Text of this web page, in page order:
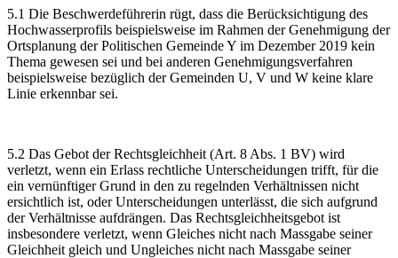
5.1 Die Beschwerdeführerin rügt, dass die Berücksichtigung des
Hochwasserprofils beispielsweise im Rahmen der Genehmigung der
Ortsplanung der Politischen Gemeinde Y im Dezember 2019 kein
Thema gewesen sei und bei anderen Genehmigungsverfahren
beispielsweise bezüglich der Gemeinden U, V und W keine klare
Linie erkennbar sei.
5.2 Das Gebot der Rechtsgleichheit (Art. 8 Abs. 1 BV) wird
verletzt, wenn ein Erlass rechtliche Unterscheidungen trifft, für die
ein vernünftiger Grund in den zu regelnden Verhältnissen nicht
ersichtlich ist, oder Unterscheidungen unterlässt, die sich aufgrund
der Verhältnisse aufdrängen. Das Rechtsgleichheitsgebot ist
insbesondere verletzt, wenn Gleiches nicht nach Massgabe seiner
Gleichheit gleich und Ungleiches nicht nach Massgabe seiner